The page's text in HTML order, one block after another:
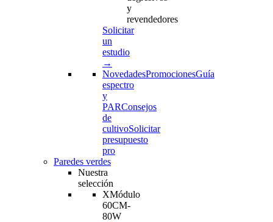
y
revendedores
Solicitar
un
estudio
→
NovedadesPromocionesGuía
espectro
y
PARConsejos
de
cultivoSolicitar
presupuesto
pro
Paredes verdes
Nuestra
selección
XMódulo
60CM-
80W